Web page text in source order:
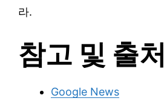
라.
참고 및 출처
Google News